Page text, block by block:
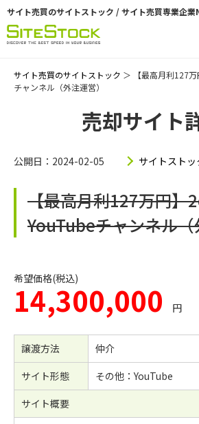
サイト売買のサイトストック / サイト売買専業企
サイト売買のサイトストック ＞ 【最高月利127
チャンネル（外注運営）
売却サイト
公開日：2024-02-05 サイトスト
【最高月利127万円】
YouTubeチャンネル
希望価格(税込)
14,300,000 円
譲渡方法
仲介
サイト形態
その他：YouTube
サイト概要